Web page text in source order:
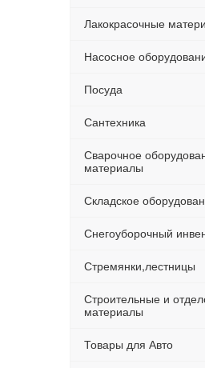
Лакокрасочные
Насосное
Посуда
Сантехника
Сварочное
материалы
Складское
Снегоуборочный
Стремянки,лестницы
Строительные и
материалы
Товары для Авто